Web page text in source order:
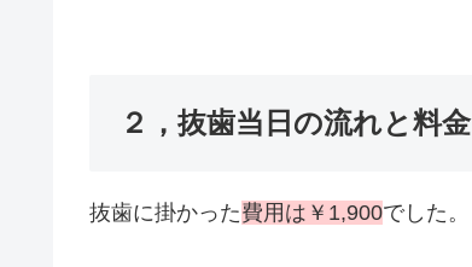
２，抜歯当日の流れと料金
抜歯に掛かった費用は￥1,900でした。